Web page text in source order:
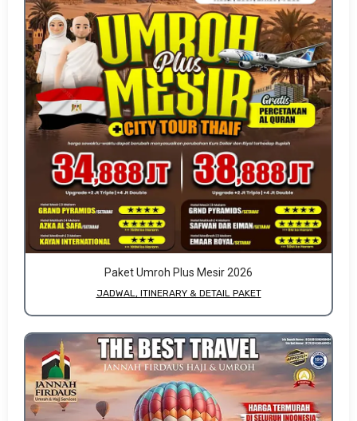
Paket Umroh Plus Mesir 2026
JADWAL, ITINERARY & DETAIL PAKET